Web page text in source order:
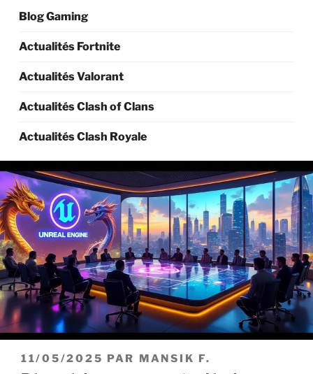
Blog Gaming
Actualités Fortnite
Actualités Valorant
Actualités Clash of Clans
Actualités Clash Royale
PUBLIÉ
11/05/2025 PAR MANSIK F.